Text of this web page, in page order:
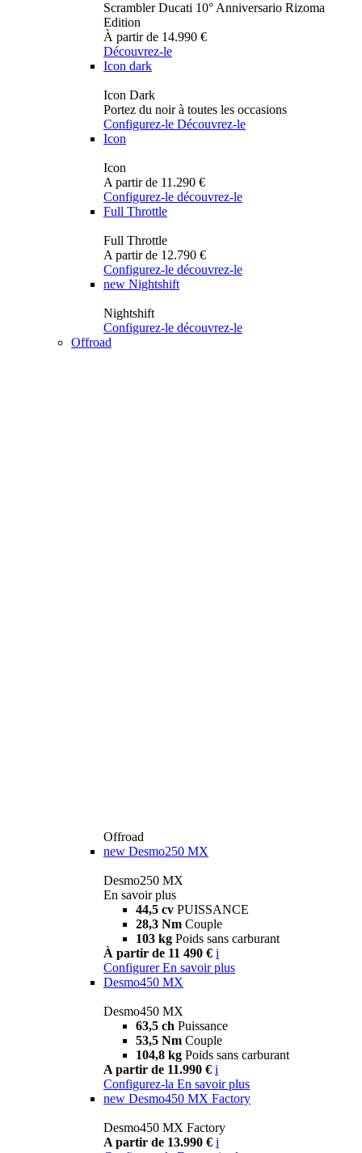
Scrambler Ducati 10° Anniversario Rizoma
Edition
À partir de 14.990 €
Découvrez-le
Icon dark
Icon Dark
Portez du noir à toutes les occasions
Configurez-le Découvrez-le
Icon
Icon
A partir de 11.290 €
Configurez-le découvrez-le
Full Throttle
Full Throttle
A partir de 12.790 €
Configurez-le découvrez-le
new Nightshift
Nightshift
Configurez-le découvrez-le
Offroad
Offroad
new Desmo250 MX
Desmo250 MX
En savoir plus
44,5 cv PUISSANCE
28,3 Nm Couple
103 kg Poids sans carburant
À partir de 11 490 € i
Configurer En savoir plus
Desmo450 MX
Desmo450 MX
63,5 ch Puissance
53,5 Nm Couple
104,8 kg Poids sans carburant
A partir de 11.990 € i
Configurez-la En savoir plus
new Desmo450 MX Factory
Desmo450 MX Factory
A partir de 13.990 € i